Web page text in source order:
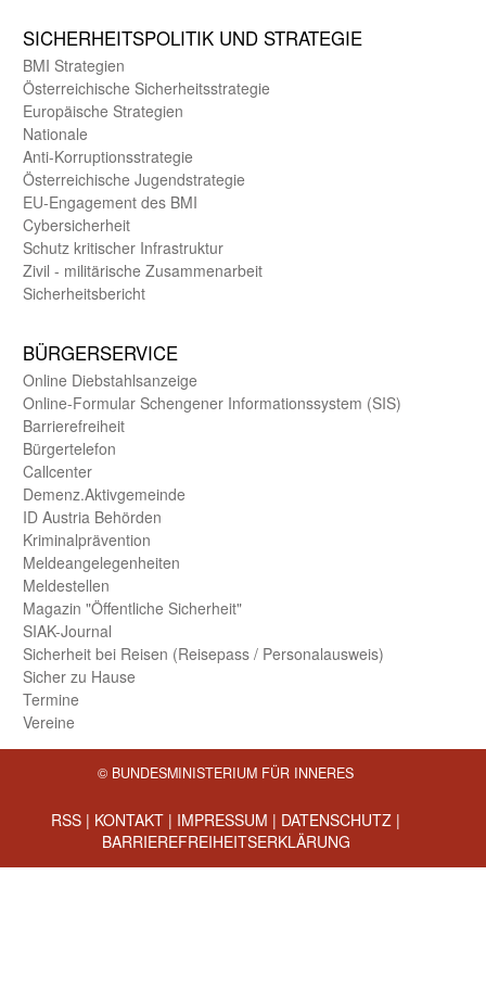
SICHER­HEITS­POLITIK UND STRATEGIE
BMI Strategien
Öster­reichische Sicherheits­strategie
Europäische Strategien
Nationale
Anti-Korruptions­strategie
Öster­reichische Jugend­strategie
EU-Engagement des BMI
Cybersicherheit
Schutz kritischer Infra­struktur
Zivil - militärische Zusammen­arbeit
Sicherheits­bericht
BÜRGER­SERVICE
Online Diebstahls­anzeige
Online-Formular Schengener Informationssystem (SIS)
Barriere­freiheit
Bürger­telefon
Call­center
Demenz.Aktiv­gemeinde
ID Austria Behörden
Kriminal­prävention
Melde­an­ge­le­gen­heiten
Meld­estellen
Magazin "Öffentliche Sicherheit"
SIAK-Journal
Sicherheit bei Reisen (Reise­pass / Personal­ausweis)
Sicher zu Hause
Termine
Vereine
© BUNDESMINISTERIUM FÜR INNERES
RSS | KONTAKT | IMPRESSUM | DATENSCHUTZ |
BARRIEREFREIHEITSERKLÄRUNG